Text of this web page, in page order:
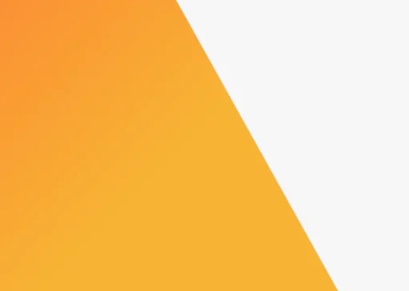
Klik Indomaret
"Faspay memiliki tim yang responsif.
Layanan Faspay juga cepat dan akurat.
Sekarang kami bisa menyediakan banyak
pilihan metode pembayaran kepada
pelanggan kami yang tersebar di seluruh